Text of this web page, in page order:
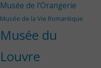
Musée de l'Orangerie
Musée de la Vie Romantique
Musée du
Louvre